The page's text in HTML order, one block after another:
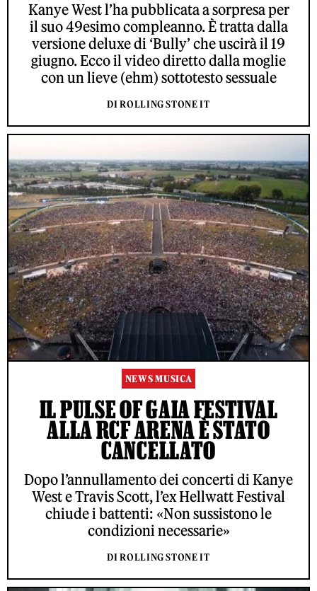
Kanye West l’ha pubblicata a sorpresa per
il suo 49esimo compleanno. È tratta dalla
versione deluxe di ‘Bully’ che uscirà il 19
giugno. Ecco il video diretto dalla moglie
con un lieve (ehm) sottotesto sessuale
DI ROLLING STONE IT
NEWS MUSICA
IL PULSE OF GAIA FESTIVAL
ALLA RCF ARENA È STATO
CANCELLATO
Dopo l’annullamento dei concerti di Kanye
West e Travis Scott, l’ex Hellwatt Festival
chiude i battenti: «Non sussistono le
condizioni necessarie»
DI ROLLING STONE IT